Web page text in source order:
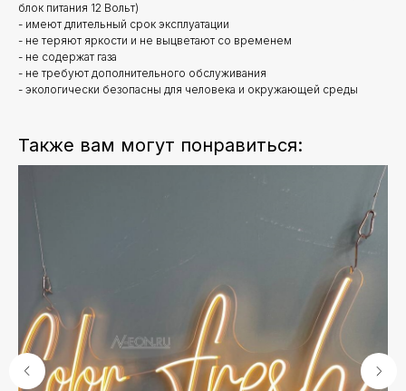
блок питания 12 Вольт)
- имеют длительный срок эксплуатации
- не теряют яркости и не выцветают со временем
- не содержат газа
- не требуют дополнительного обслуживания
- экологически безопасны для человека и окружающей среды
Также вам могут понравиться: